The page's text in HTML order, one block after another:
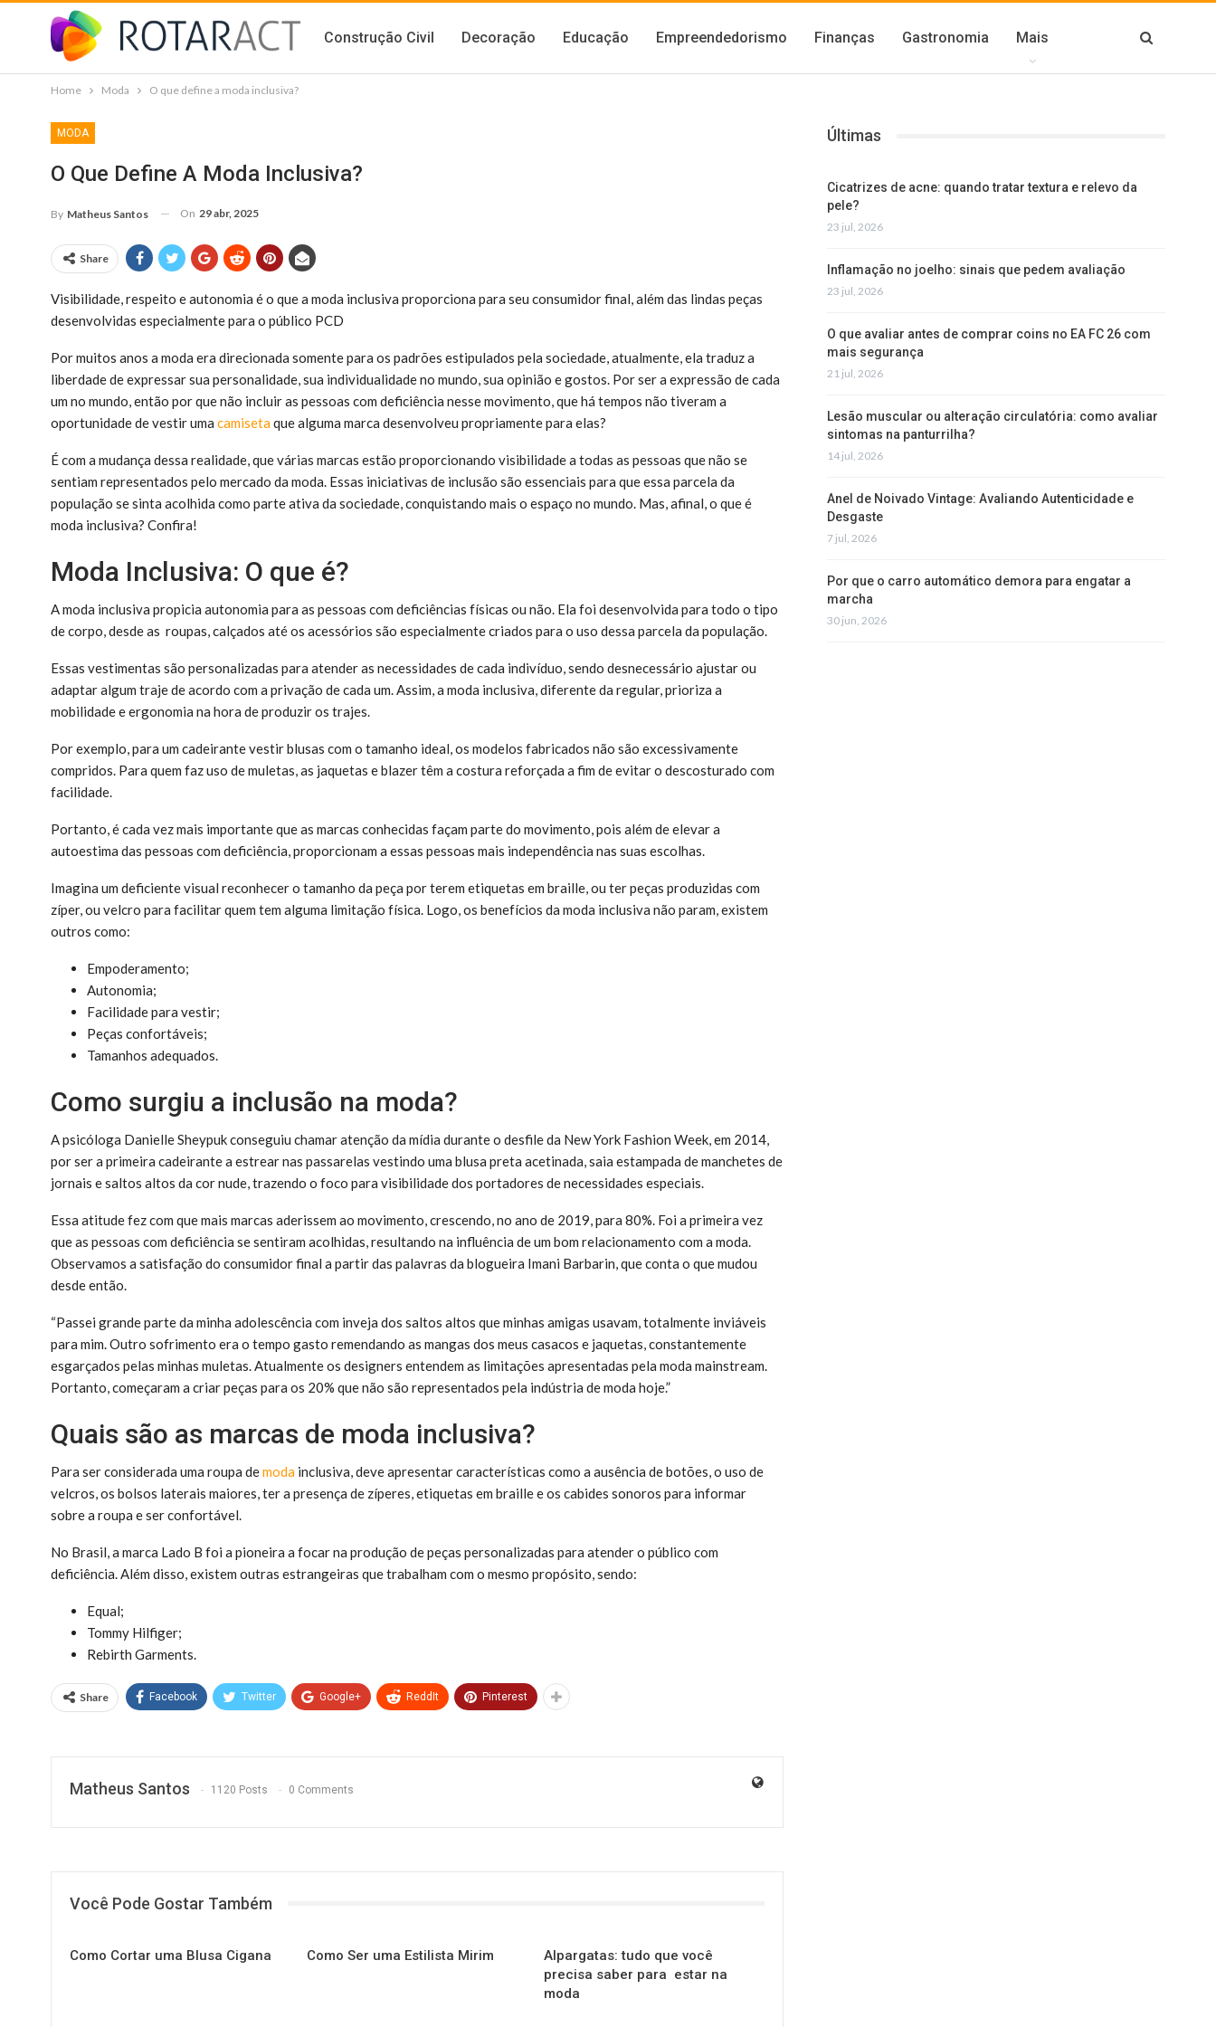
Construção Civil Decoração Educação Empreendedorismo Finanças Gastronomia Mais
Home Moda O que define a moda inclusiva?
MODA
O Que Define A Moda Inclusiva?
By Matheus Santos On 29 abr, 2025
Share
Visibilidade, respeito e autonomia é o que a moda inclusiva proporciona para seu consumidor final, além das lindas peças
desenvolvidas especialmente para o público PCD
Por muitos anos a moda era direcionada somente para os padrões estipulados pela sociedade, atualmente, ela traduz a
liberdade de expressar sua personalidade, sua individualidade no mundo, sua opinião e gostos. Por ser a expressão de cada
um no mundo, então por que não incluir as pessoas com deficiência nesse movimento, que há tempos não tiveram a
oportunidade de vestir uma camisetaque alguma marca desenvolveu propriamente para elas?
É com a mudança dessa realidade, que várias marcas estão proporcionando visibilidade a todas as pessoas que não se
sentiam representados pelo mercado da moda. Essas iniciativas de inclusão são essenciais para que essa parcela da
população se sinta acolhida como parte ativa da sociedade, conquistando mais o espaço no mundo. Mas, afinal, o que é
moda inclusiva? Confira!
Moda Inclusiva: O que é?
A moda inclusiva propicia autonomia para as pessoas com deficiências físicas ou não. Ela foi desenvolvida para todo o tipo
de corpo, desde as roupas, calçados até os acessórios são especialmente criados para o uso dessa parcela da população.
Essas vestimentas são personalizadas para atender as necessidades de cada indivíduo, sendo desnecessário ajustar ou
adaptar algum traje de acordo com a privação de cada um. Assim, a moda inclusiva, diferente da regular, prioriza a
mobilidade e ergonomia na hora de produzir os trajes.
Por exemplo, para um cadeirante vestir blusas com o tamanho ideal, os modelos fabricados não são excessivamente
compridos. Para quem faz uso de muletas, as jaquetas e blazer têm a costura reforçada a fim de evitar o descosturado com
facilidade.
Portanto, é cada vez mais importante que as marcas conhecidas façam parte do movimento, pois além de elevar a
autoestima das pessoas com deficiência, proporcionam a essas pessoas mais independência nas suas escolhas.
Imagina um deficiente visual reconhecer o tamanho da peça por terem etiquetas em braille, ou ter peças produzidas com
zíper, ou velcro para facilitar quem tem alguma limitação física. Logo, os benefícios da moda inclusiva não param, existem
outros como:
Empoderamento;
Autonomia;
Facilidade para vestir;
Peças confortáveis;
Tamanhos adequados.
Como surgiu a inclusão na moda?
A psicóloga Danielle Sheypuk conseguiu chamar atenção da mídia durante o desfile da New York Fashion Week, em 2014,
por ser a primeira cadeirante a estrear nas passarelas vestindo uma blusa preta acetinada, saia estampada de manchetes de
jornais e saltos altos da cor nude, trazendo o foco para visibilidade dos portadores de necessidades especiais.
Essa atitude fez com que mais marcas aderissem ao movimento, crescendo, no ano de 2019, para 80%. Foi a primeira vez
que as pessoas com deficiência se sentiram acolhidas, resultando na influência de um bom relacionamento com a moda.
Observamos a satisfação do consumidor final a partir das palavras da blogueira Imani Barbarin, que conta o que mudou
desde então.
“Passei grande parte da minha adolescência com inveja dos saltos altos que minhas amigas usavam, totalmente inviáveis
para mim. Outro sofrimento era o tempo gasto remendando as mangas dos meus casacos e jaquetas, constantemente
esgarçados pelas minhas muletas. Atualmente os designers entendem as limitações apresentadas pela moda mainstream.
Portanto, começaram a criar peças para os 20% que não são representados pela indústria de moda hoje.”
Quais são as marcas de moda inclusiva?
Para ser considerada uma roupa demoda inclusiva, deve apresentar características como a ausência de botões, o uso de
velcros, os bolsos laterais maiores, ter a presença de zíperes, etiquetas em braille e os cabides sonoros para informar
sobre a roupa e ser confortável.
No Brasil, a marca Lado B foi a pioneira a focar na produção de peças personalizadas para atender o público com
deficiência. Além disso, existem outras estrangeiras que trabalham com o mesmo propósito, sendo:
Equal;
Tommy Hilfiger;
Rebirth Garments.
Share Facebook Twitter Google+ ReddIt Pinterest
Matheus Santos 1120 Posts 0 Comments
Você Pode Gostar Também
Como Cortar uma Blusa Cigana Como Ser uma Estilista Mirim
Alpargatas:‌ ‌tudo‌ ‌que‌ ‌você‌
‌precisa‌ ‌saber‌ ‌para‌ ‌ estar‌ ‌na‌
‌moda‌
Últimas
Cicatrizes de acne: quando tratar textura e relevo da
pele?
23 jul, 2026
Inflamação no joelho: sinais que pedem avaliação
23 jul, 2026
O que avaliar antes de comprar coins no EA FC 26 com
mais segurança
21 jul, 2026
Lesão muscular ou alteração circulatória: como avaliar
sintomas na panturrilha?
14 jul, 2026
Anel de Noivado Vintage: Avaliando Autenticidade e
Desgaste
7 jul, 2026
Por que o carro automático demora para engatar a
marcha
30 jun, 2026